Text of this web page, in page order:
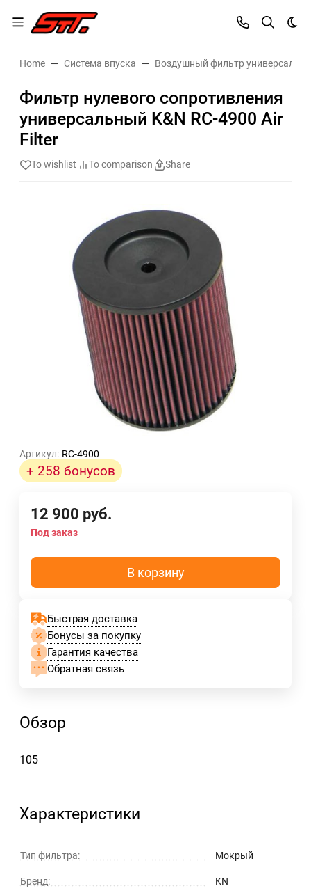
Home Система впуска Воздушный фильтр
Фильтр нулевого сопротивления
универсальный K&N RC-4900 Air
Filter
To wishlist To comparison Share
Артикул: RC-4900
+ 258 бонусов
12 900 руб.
Под заказ
В корзину
Быстрая доставка
Бонусы за покупку
Гарантия качества
Обратная связь
Обзор
105
Характеристики
Тип фильтра: Мокрый
Бренд: KN